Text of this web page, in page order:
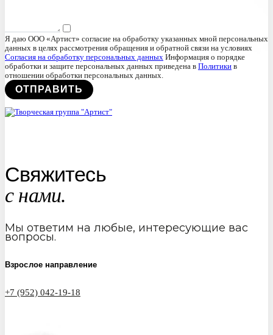
Я даю ООО «Артист» согласие на обработку указанных мной персональных
данных в целях рассмотрения обращения и обратной связи на условиях
Согласия на обработку персональных данных Информация о порядке
обработки и защите персональных данных приведена в Политики в
отношении обработки персональных данных.
Свяжитесь
с нами.
Мы ответим на любые, интересующие вас
вопросы.
Взрослое направление
+7 (952) 042-19-18